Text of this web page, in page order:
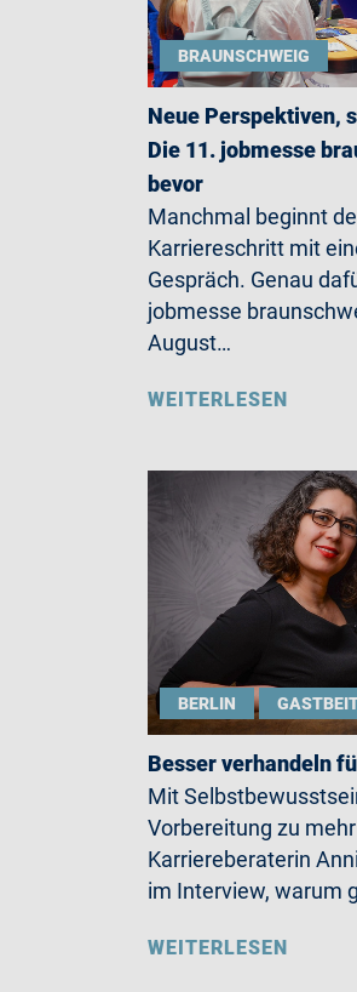
BRAUNSCHWEIG
Neue Perspektiven,
Die 11. jobmesse
bevor
Manchmal beginnt
Karriereschritt mit
Gespräch. Genau
jobmesse
August…
WEITERLESEN
BERLIN
Besser verhandeln
Mit
Vorbereitung zu
Karriereberaterin
im Interview, warum
WEITERLESEN